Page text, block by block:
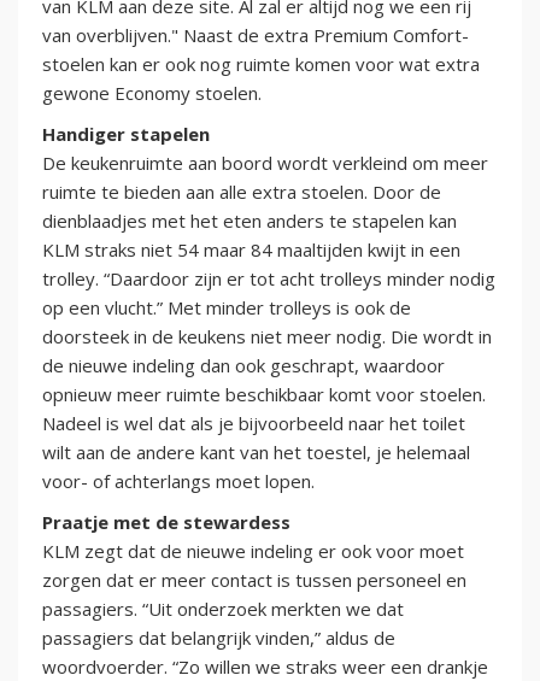
van KLM aan deze site. Al zal er altijd nog we een rij
van overblijven." Naast de extra Premium Comfort-
stoelen kan er ook nog ruimte komen voor wat extra
gewone Economy stoelen.
Handiger stapelen
De keukenruimte aan boord wordt verkleind om meer
ruimte te bieden aan alle extra stoelen. Door de
dienblaadjes met het eten anders te stapelen kan
KLM straks niet 54 maar 84 maaltijden kwijt in een
trolley. “Daardoor zijn er tot acht trolleys minder nodig
op een vlucht.” Met minder trolleys is ook de
doorsteek in de keukens niet meer nodig. Die wordt in
de nieuwe indeling dan ook geschrapt, waardoor
opnieuw meer ruimte beschikbaar komt voor stoelen.
Nadeel is wel dat als je bijvoorbeeld naar het toilet
wilt aan de andere kant van het toestel, je helemaal
voor- of achterlangs moet lopen.
Praatje met de stewardess
KLM zegt dat de nieuwe indeling er ook voor moet
zorgen dat er meer contact is tussen personeel en
passagiers. “Uit onderzoek merkten we dat
passagiers dat belangrijk vinden,” aldus de
woordvoerder. “Zo willen we straks weer een drankje